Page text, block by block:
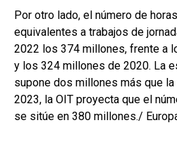
Por otro lado, el número de
equivalentes a trabajos de
2022 los 374 millones, frente a
y los 324 millones de 2020. La
supone dos millones más que
2023, la OIT proyecta que el
se sitúe en 380 millones./